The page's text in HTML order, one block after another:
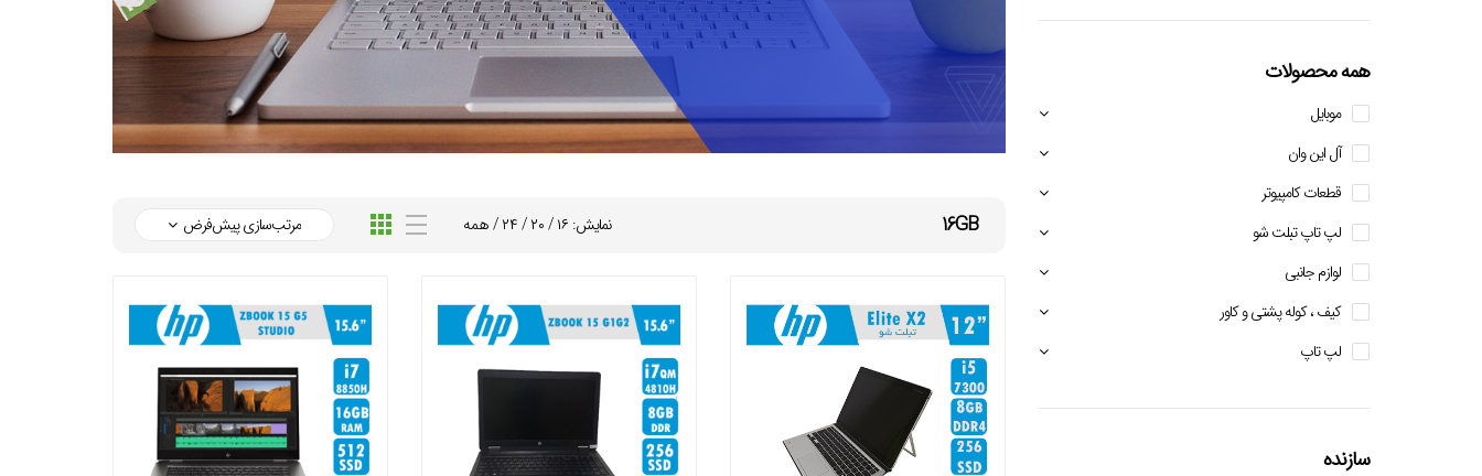
16GB نمایش: ۱۶/۲۰/۲۴/همه مرتب‌سازی پیش‌فرض
همه محصولات
موبايل
آل این وان
قطعات کامپیوتر
لپ تاپ تبلت شو
لوازم جانبی
کیف ، کوله پشتی و کاور
لپ تاپ
سازنده